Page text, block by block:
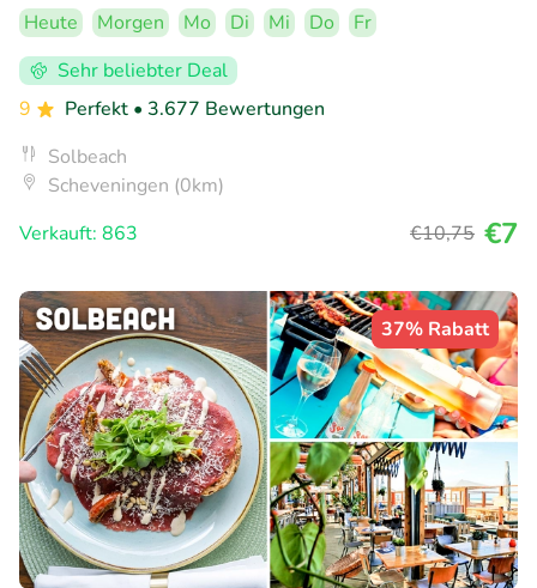
Heute Morgen Mo Di Mi Do
Fr
Sehr beliebter Deal
9
Perfekt • 3.677 Bewertungen
Solbeach
Scheveningen (0km)
Verkauft: 863
€10,75 €7
37% Rabatt